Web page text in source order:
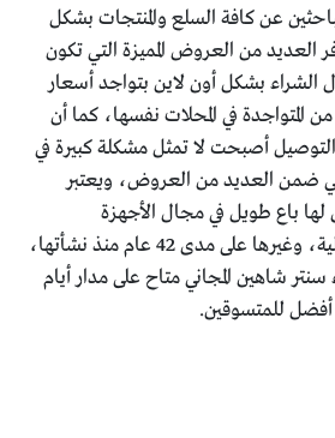
عن كافة السلع والمنتجات بشكل
العديد من العروض المميزة التي تكون
الشراء بشكل أون لاين بتواجد أسعار
المتواجدة في المحلات نفسها، كما أن
أصبحت لا تمثل مشكلة كبيرة في
ضمن العديد من العروض، ويعتبر
باع طويل في مجال الأجهزة
الكهربائية، الأدوات المنزلية، وغيرها على مدى 42 عام منذ نشأتها،
شاهين المجاني متاح على مدار أيام
للمتسوقين.